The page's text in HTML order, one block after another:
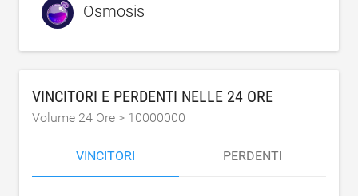
Osmosis
VINCITORI E PERDENTI NELLE 24 ORE
Volume 24 Ore > 10000000
VINCITORI PERDENTI